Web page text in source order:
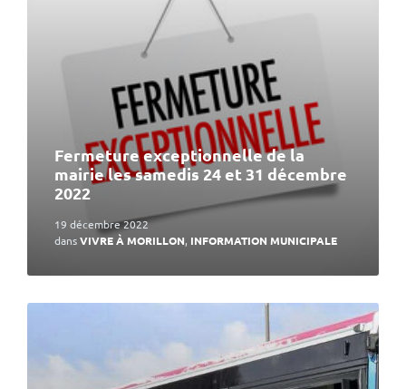
Fermeture exceptionnelle de la
mairie les samedis 24 et 31 décembre
2022
19 décembre 2022
dansVIVRE À MORILLON, INFORMATION MUNICIPALE
En